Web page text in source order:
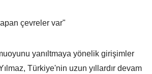
çevreler var"
yanıltmaya yönelik girişimler
Türkiye'nin uzun yıllardır devam